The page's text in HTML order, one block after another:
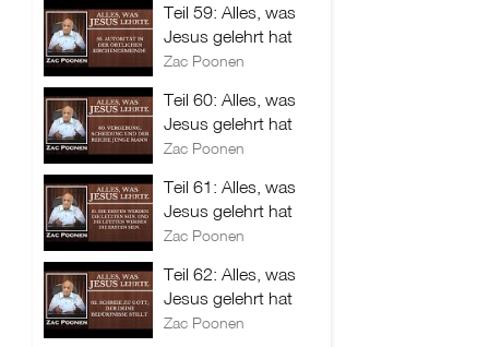
Teil 59: Alles, was
Jesus gelehrt hat
Zac Poonen
Teil 60: Alles, was
Jesus gelehrt hat
Zac Poonen
Teil 61: Alles, was
Jesus gelehrt hat
Zac Poonen
Teil 62: Alles, was
Jesus gelehrt hat
Zac Poonen